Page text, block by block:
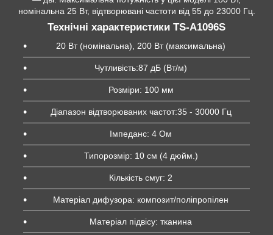
номінальна 25 Вт, відтворювані частоти від 55 до 23000 Гц.
Технічні характеристики TS-A1096S
20 Вт (номінальна), 200 Вт (максимальна)
Чутливість:87 дБ (Вт/м)
Розміри: 100 мм
Діапазон відтворюваних частот:35 - 30000 Гц
Імпеданс: 4 Ом
Типорозмір: 10 см (4 дюйм.)
Кількість смуг: 2
Матеріал дифузора: композит/поліпропілен
Матеріал підвісу: тканина